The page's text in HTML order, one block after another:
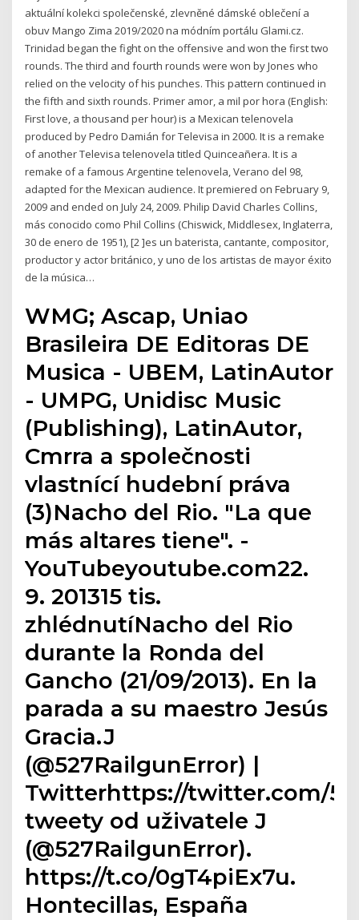
aktuální kolekci společenské, zlevněné dámské oblečení a
obuv Mango Zima 2019/2020 na módním portálu Glami.cz.
Trinidad began the fight on the offensive and won the first two
rounds. The third and fourth rounds were won by Jones who
relied on the velocity of his punches. This pattern continued in
the fifth and sixth rounds. Primer amor, a mil por hora (English:
First love, a thousand per hour) is a Mexican telenovela
produced by Pedro Damián for Televisa in 2000. It is a remake
of another Televisa telenovela titled Quinceañera. It is a
remake of a famous Argentine telenovela, Verano del 98,
adapted for the Mexican audience. It premiered on February 9,
2009 and ended on July 24, 2009. Philip David Charles Collins,
más conocido como Phil Collins (Chiswick, Middlesex, Inglaterra,
30 de enero de 1951), [2 ]es un baterista, cantante, compositor,
productor y actor británico, y uno de los artistas de mayor éxito
de la música…
WMG; Ascap, Uniao
Brasileira DE Editoras DE
Musica - UBEM, LatinAutor
- UMPG, Unidisc Music
(Publishing), LatinAutor,
Cmrra a společnosti
vlastnící hudební práva
(3)Nacho del Rio. "La que
más altares tiene". -
YouTubeyoutube.com22.
9. 201315 tis.
zhlédnutíNacho del Rio
durante la Ronda del
Gancho (21/09/2013). En la
parada a su maestro Jesús
Gracia.J
(@527RailgunError) |
Twitterhttps://twitter.com/
tweety od uživatele J
(@527RailgunError).
https://t.co/0gT4piEx7u.
Hontecillas, España